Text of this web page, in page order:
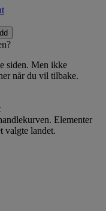
siden. Men ikke
når du vil tilbake.
Elementer
valgte landet.